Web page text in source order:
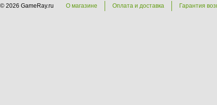
© 2026 GameRay.ru О магазине Оплата и доставка Гарантия